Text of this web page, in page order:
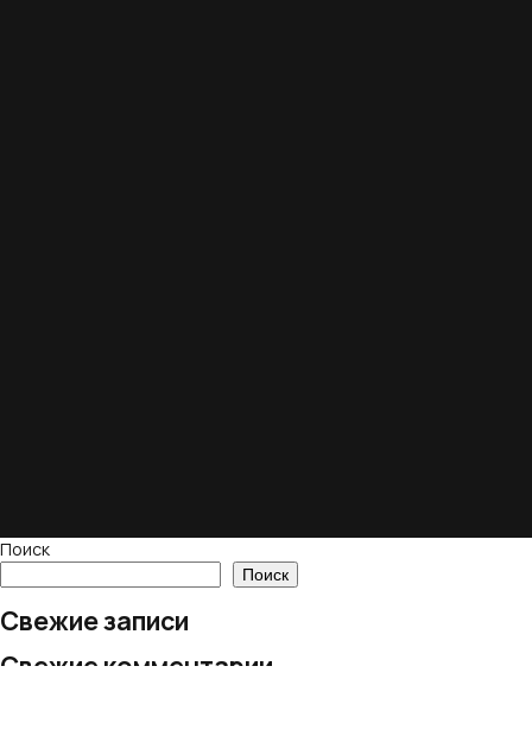
Поиск
Поиск
Свежие записи
Свежие комментарии